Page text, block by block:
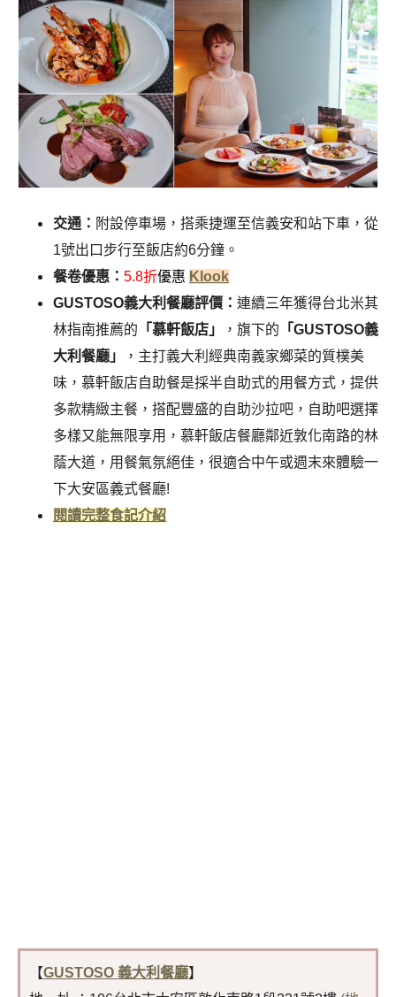
交通： 附設停車場，搭乘捷運至信義安和站下車，從
1號出口步行至飯店約6分鐘。
餐卷優惠： 5.8折優惠 Klook
GUSTOSO義大利餐廳評價： 連續三年獲得台北米其
林指南推薦的 「慕軒飯店」 ，旗下的 「GUSTOSO義
大利餐廳」
，主打義大利經典南義家鄉菜的質樸美
味，慕軒飯店自助餐是採半自助式的用餐方式，提供
多款精緻主餐，搭配豐盛的自助沙拉吧，自助吧選擇
多樣又能無限享用，慕軒飯店餐廳鄰近敦化南路的林
蔭大道，用餐氣氛絕佳，很適合中午或週末來體驗一
下大安區義式餐廳!
閱讀完整食記介紹
【GUSTOSO 義大利餐廳】